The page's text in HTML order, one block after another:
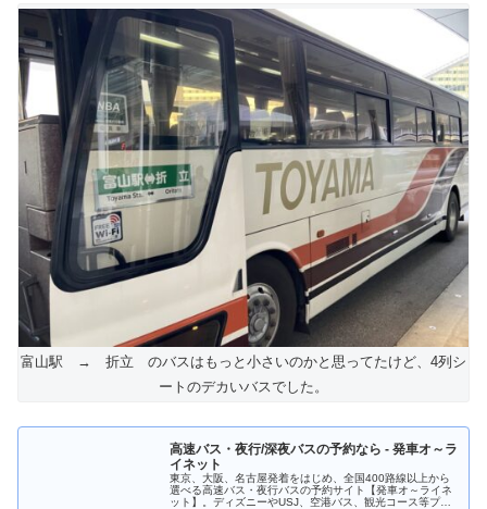
富山駅 → 折立 のバスはもっと小さいのかと思ってたけど、4列シ
ートのデカいバスでした。
高速バス・夜行/深夜バスの予約なら - 発車オ～ラ
イネット
東京、大阪、名古屋発着をはじめ、全国400路線以上から
選べる高速バス・夜行バスの予約サイト【発車オ～ライネ
ット】。ディズニーやUSJ、空港バス、観光コース等プラ